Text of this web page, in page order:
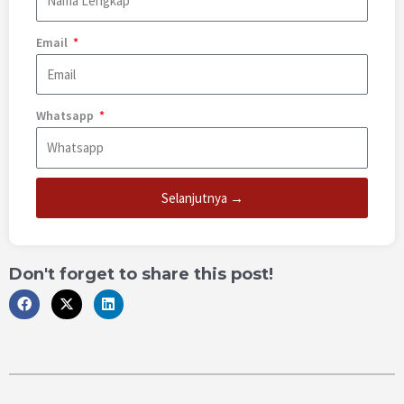
Email
Whatsapp
Selanjutnya →
Don't forget to share this post!